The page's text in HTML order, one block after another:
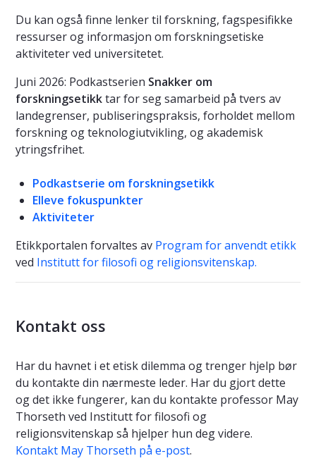
Du kan også finne lenker til forskning, fagspesifikke
ressurser og informasjon om forskningsetiske
aktiviteter ved universitetet.
Juni 2026: Podkastserien Snakker om
forskningsetikktar for seg samarbeid på tvers av
landegrenser, publiseringspraksis, forholdet mellom
forskning og teknologiutvikling, og akademisk
ytringsfrihet.
Podkastserie om forskningsetikk
Elleve fokuspunkter
Aktiviteter
Etikkportalen forvaltes av Program for anvendt etikk
ved Institutt for filosofi og religionsvitenskap.
Kontakt oss
Har du havnet i et etisk dilemma og trenger hjelp bør
du kontakte din nærmeste leder. Har du gjort dette
og det ikke fungerer, kan du kontakte professor May
Thorseth ved Institutt for filosofi og
religionsvitenskap så hjelper hun deg videre.
Kontakt May Thorseth på e-post.